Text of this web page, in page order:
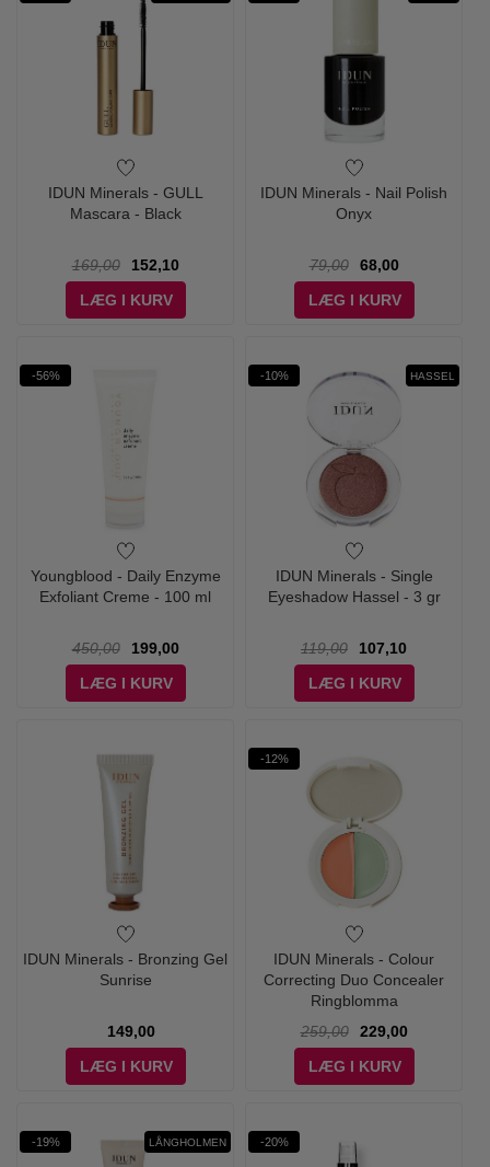
IDUN Minerals - GULL
Mascara - Black
169,00
152,10
LÆG I KURV
IDUN Minerals - Nail Polish
Onyx
79,00
68,00
LÆG I KURV
-56%
Youngblood - Daily Enzyme
Exfoliant Creme - 100 ml
450,00
199,00
LÆG I KURV
-10% HASSEL
IDUN Minerals - Single
Eyeshadow Hassel - 3 gr
119,00
107,10
LÆG I KURV
IDUN Minerals - Bronzing Gel
Sunrise
149,00
LÆG I KURV
-12%
IDUN Minerals - Colour
Correcting Duo Concealer
Ringblomma
259,00
229,00
LÆG I KURV
-19% LÅNGHOLMEN -20%